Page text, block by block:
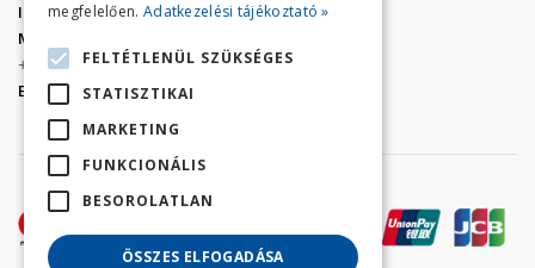
Iroda:06 (56) 421-857
Megrendelés, termék információ:
+36 (70) 938-3356
E-mail:
golfaruhaz@gmail.com
megfelelően. Adatkezelési tájékoztató »
FELTÉTLENÜL SZÜKSÉGES
STATISZTIKAI
MARKETING
FUNKCIONÁLIS
BESOROLATLAN
ÖSSZES ELFOGADÁSA